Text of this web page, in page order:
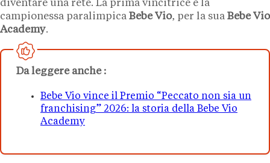
diventare una rete. La prima vincitrice è la
campionessa paralimpica Bebe Vio, per la sua Bebe Vio
Academy.
Da leggere anche :
Bebe Vio vince il Premio “Peccato non sia un
franchising” 2026: la storia della Bebe Vio
Academy